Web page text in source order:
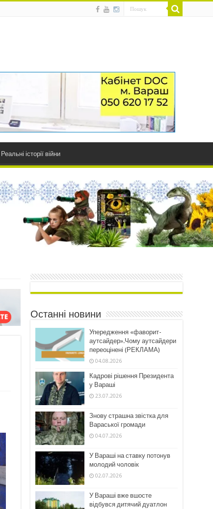
Реальні історії війни
Останні новини
Упередження «фаворит-
аутсайдер».Чому аутсайдери
переоцінені (РЕКЛАМА)
04.08.2026
Кадрові рішення Президента
у Вараші
23.07.2026
Знову страшна звістка для
Вараської громади
04.07.2026
У Вараші на ставку потонув
молодий чоловік
02.07.2026
У Вараші вже вшосте
відбувся дитячий дуатлон